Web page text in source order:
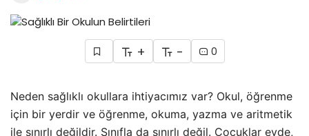
+ - 0
Neden sağlıklı okullara ihtiyacımız var? Okul, öğrenme
için bir yerdir ve öğrenme, okuma, yazma ve aritmetik
ile sınırlı değildir. Sınıfla da sınırlı değil. Çocuklar evde,